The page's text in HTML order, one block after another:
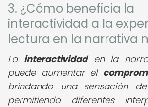
3. ¿Cómo beneficia la
interactividad a la
lectura en la narrativa
La interactividaden la
puede aumentar el
brindando una sensación de
permitiendo diferentes